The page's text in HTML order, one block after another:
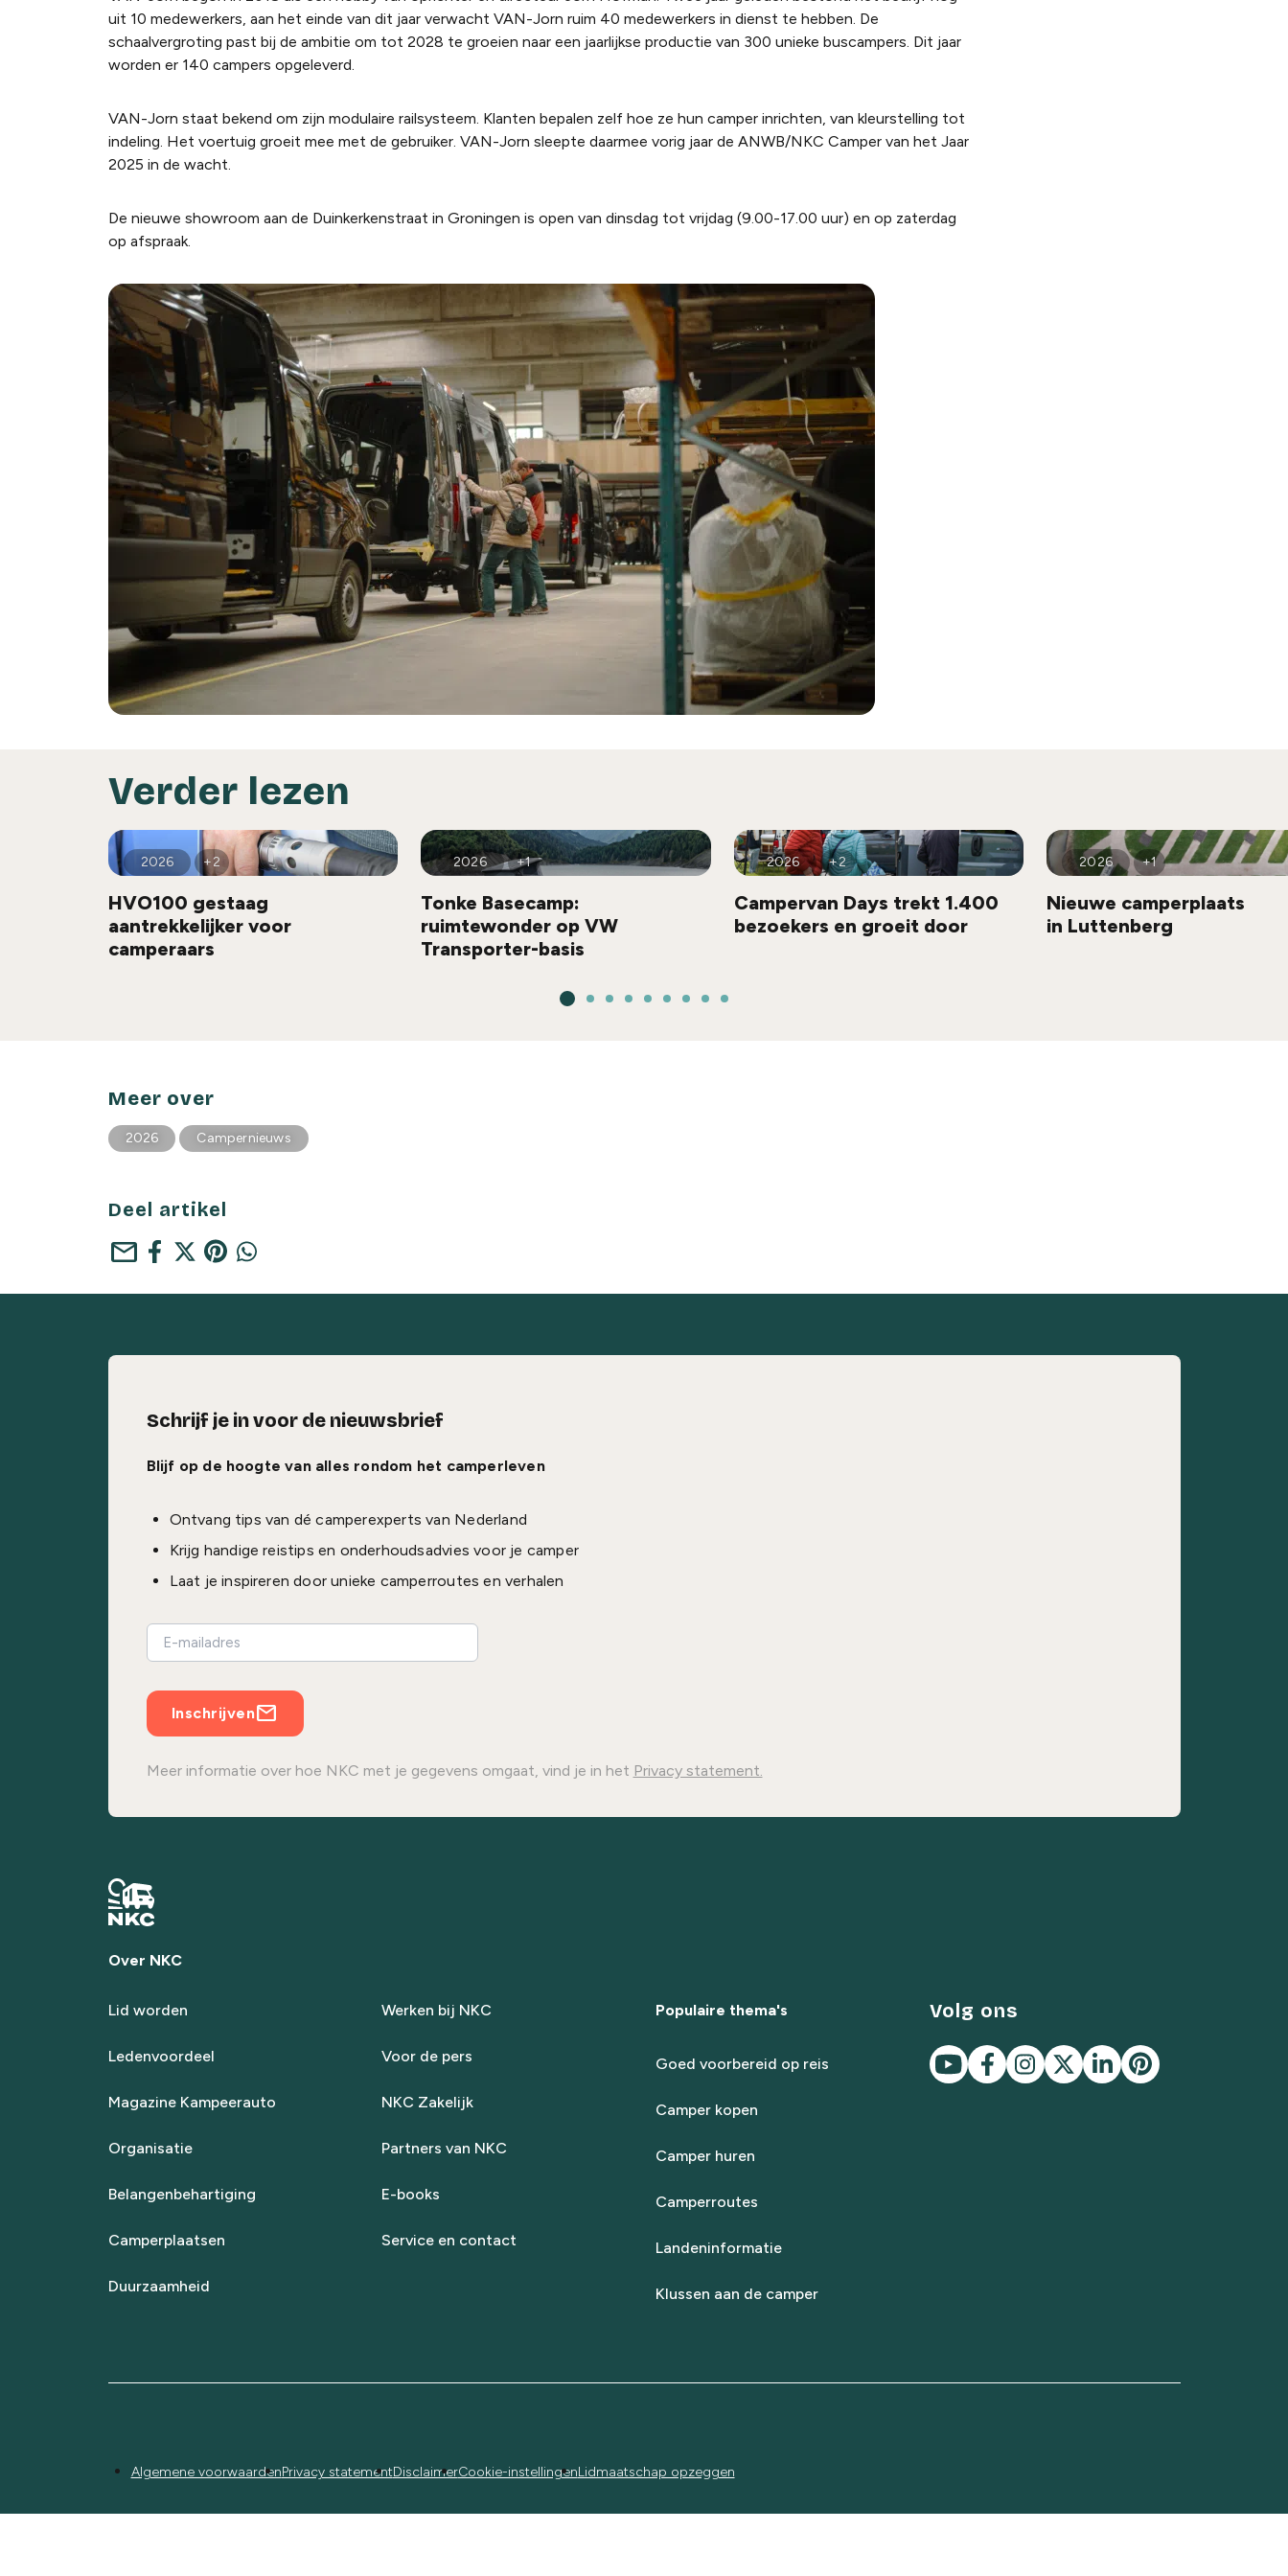
uit 10 medewerkers, aan het einde van dit jaar verwacht VAN-Jorn ruim 40 medewerkers in dienst te hebben. De
schaalvergroting past bij de ambitie om tot 2028 te groeien naar een jaarlijkse productie van 300 unieke buscampers. Dit jaar
worden er 140 campers opgeleverd.
VAN-Jorn staat bekend om zijn modulaire railsysteem. Klanten bepalen zelf hoe ze hun camper inrichten, van kleurstelling tot
indeling. Het voertuig groeit mee met de gebruiker. VAN-Jorn sleepte daarmee vorig jaar de ANWB/NKC Camper van het Jaar
2025 in de wacht.
De nieuwe showroom aan de Duinkerkenstraat in Groningen is open van dinsdag tot vrijdag (9.00-17.00 uur) en op zaterdag
op afspraak.
Verder lezen
2026 +2
HVO100 gestaag
aantrekkelijker voor
camperaars
2026 +1
Tonke Basecamp:
ruimtewonder op VW
Transporter-basis
2026 +2
Campervan Days trekt 1.400
bezoekers en groeit door
2026 +1
Nieuwe camperplaats
in Luttenberg
Meer over
2026 Campernieuws
Deel artikel
mail
Schrijf je in voor de nieuwsbrief
Blijf op de hoogte van alles rondom het camperleven
Ontvang tips van dé camperexperts van Nederland
Krijg handige reistips en onderhoudsadvies voor je camper
Laat je inspireren door unieke camperroutes en verhalen
Inschrijven
Meer informatie over hoe NKC met je gegevens omgaat, vind je in het Privacy statement.
Over NKC
Lid worden
Ledenvoordeel
Magazine Kampeerauto
Organisatie
Belangenbehartiging
Camperplaatsen
Duurzaamheid
Werken bij NKC
Voor de pers
NKC Zakelijk
Partners van NKC
E-books
Service en contact
Populaire thema's
Goed voorbereid op reis
Camper kopen
Camper huren
Camperroutes
Landeninformatie
Klussen aan de camper
Volg ons
Algemene voorwaardenPrivacy statementDisclaimerCookie-instellingenLidmaatschap opzeggen